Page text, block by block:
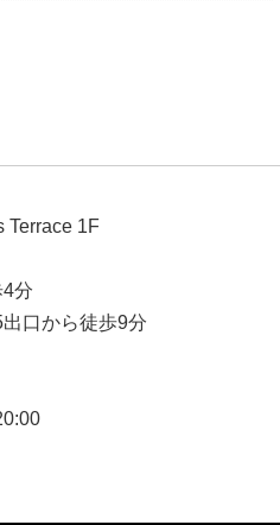
Terrace 1F
4分
口から徒歩9分